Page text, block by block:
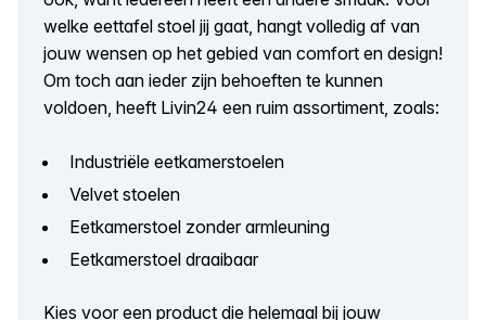
welke eettafel stoel jij gaat, hangt volledig af van
jouw wensen op het gebied van comfort en design!
Om toch aan ieder zijn behoeften te kunnen
voldoen, heeft Livin24 een ruim assortiment, zoals:
Industriële eetkamerstoelen
Velvet stoelen
Eetkamerstoel zonder armleuning
Eetkamerstoel draaibaar
Kies voor een product die helemaal bij jouw